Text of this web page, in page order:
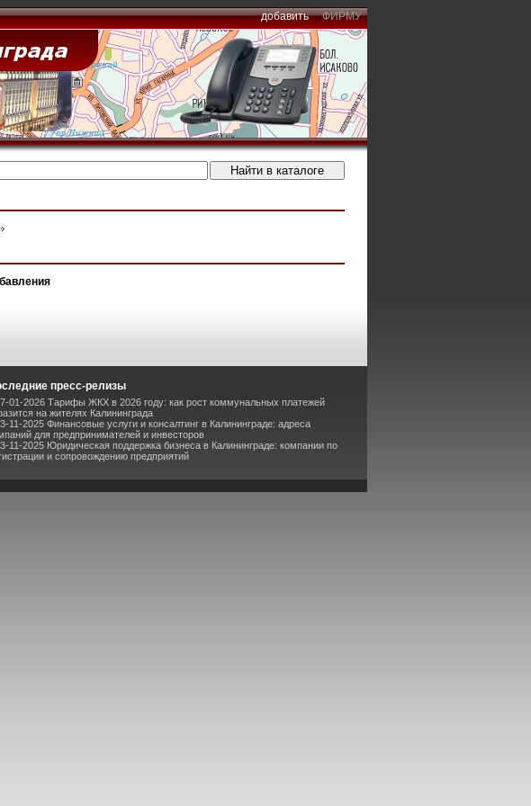
добавить ФИРМУ
пресс-релизы
01-2026 Тарифы ЖКХ в 2026 году: как рост коммунальных платежей
на жителях Калининграда
11-2025 Финансовые услуги и консалтинг в Калининграде: адреса
для предпринимателей и инвесторов
11-2025 Юридическая поддержка бизнеса в Калининграде: компании по
и сопровождению предприятий